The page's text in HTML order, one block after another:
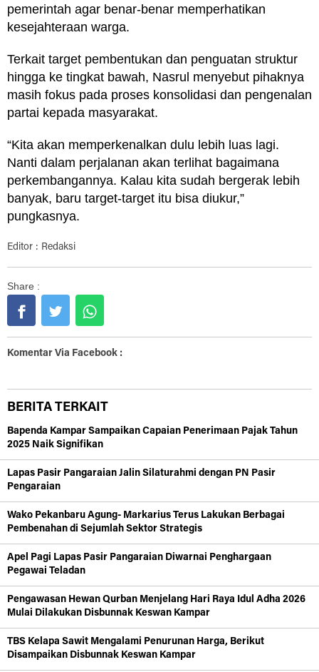
pemerintah agar benar-benar memperhatikan
kesejahteraan warga.
Terkait target pembentukan dan penguatan struktur
hingga ke tingkat bawah, Nasrul menyebut pihaknya
masih fokus pada proses konsolidasi dan pengenalan
partai kepada masyarakat.
“Kita akan memperkenalkan dulu lebih luas lagi.
Nanti dalam perjalanan akan terlihat bagaimana
perkembangannya. Kalau kita sudah bergerak lebih
banyak, baru target-target itu bisa diukur,”
pungkasnya.
Editor : Redaksi
Share :
Komentar Via Facebook :
BERITA TERKAIT
Bapenda Kampar Sampaikan Capaian Penerimaan Pajak Tahun
2025 Naik Signifikan
Lapas Pasir Pangaraian Jalin Silaturahmi dengan PN Pasir
Pengaraian
Wako Pekanbaru Agung- Markarius Terus Lakukan Berbagai
Pembenahan di Sejumlah Sektor Strategis
Apel Pagi Lapas Pasir Pangaraian Diwarnai Penghargaan
Pegawai Teladan
Pengawasan Hewan Qurban Menjelang Hari Raya Idul Adha 2026
Mulai Dilakukan Disbunnak Keswan Kampar
TBS Kelapa Sawit Mengalami Penurunan Harga, Berikut
Disampaikan Disbunnak Keswan Kampar